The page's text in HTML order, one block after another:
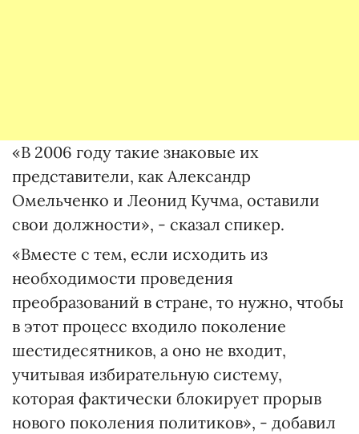
«В 2006 году такие знаковые их
представители, как Александр
Омельченко и Леонид Кучма, оставили
свои должности», - сказал спикер.
«Вместе с тем, если исходить из
необходимости проведения
преобразований в стране, то нужно, чтобы
в этот процесс входило поколение
шестидесятников, а оно не входит,
учитывая избирательную систему,
которая фактически блокирует прорыв
нового поколения политиков», - добавил